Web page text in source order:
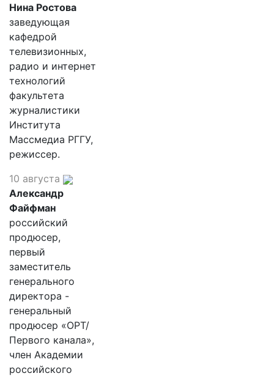
Нина Ростова
заведующая
кафедрой
телевизионных,
радио и интернет
технологий
факультета
журналистики
Института
Массмедиа РГГУ,
режиссер.
10 августа
Александр
Файфман
российский
продюсер,
первый
заместитель
генерального
директора -
генеральный
продюсер «ОРТ/
Первого канала»,
член Академии
российского